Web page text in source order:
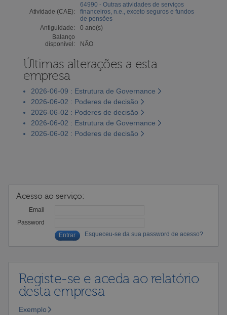
Atividade (CAE):
64990 - Outras atividades de serviços
financeiros, n.e., exceto seguros e fundos
de pensões
Antiguidade:
0 ano(s)
Balanço
disponível:
NÃO
Últimas alterações a esta
empresa
2026-06-09 : Estrutura de Governance
2026-06-02 : Poderes de decisão
2026-06-02 : Poderes de decisão
2026-06-02 : Estrutura de Governance
2026-06-02 : Poderes de decisão
Acesso ao serviço:
Email
Password
Esqueceu-se da sua password de acesso?
Registe-se e aceda ao relatório
desta empresa
Exemplo